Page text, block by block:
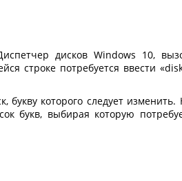
дисков Windows 10,
строке потребуется ввести
букву которого следует
букв, выбирая которую